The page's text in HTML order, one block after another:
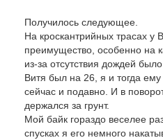
Получилось следующее.
На кроскантрийных трасах у
преимущество, особенно на
из-за отсутствия дождей
Витя был на 26, я и тогда
сейчас и подавно. И в
держался за грунт.
Мой байк гораздо веселее
спусках я его немного